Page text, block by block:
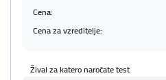
Cena:
Cena za vzreditelje:
Žival za katero naročate test